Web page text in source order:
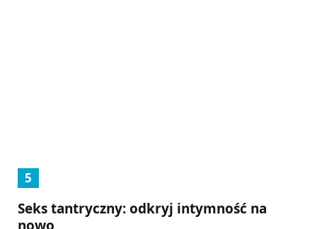
Seks tantryczny: odkryj intymność na